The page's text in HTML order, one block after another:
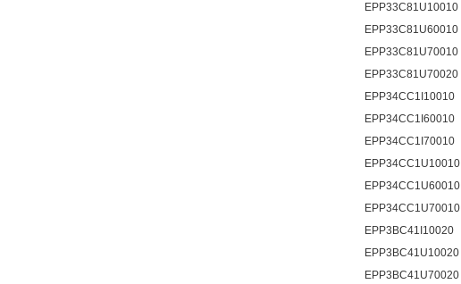
EPP33C81U10010
EPP33C81U60010
EPP33C81U70010
EPP33C81U70020
EPP34CC1I10010
EPP34CC1I60010
EPP34CC1I70010
EPP34CC1U10010
EPP34CC1U60010
EPP34CC1U70010
EPP3BC41I10020
EPP3BC41U10020
EPP3BC41U70020